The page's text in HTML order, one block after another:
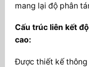
mang lại độ phân
Cấu trúc liên kết
cao:
Được thiết kế